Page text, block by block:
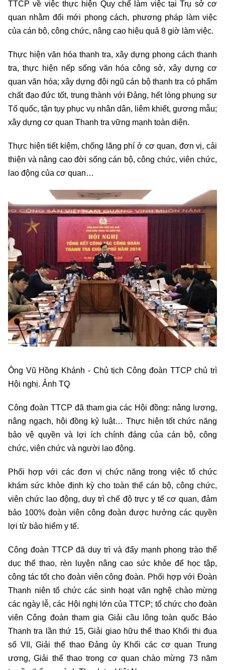
TTCP về việc thực hiện Quy chế làm việc tại Trụ sở cơ
quan nhằm đổi mới phong cách, phương pháp làm việc
của cán bộ, công chức, nâng cao hiệu quả 8 giờ làm việc.
Thực hiện văn hóa thanh tra, xây dựng phong cách thanh
tra, thực hiện nếp sống văn hóa công sở, xây dựng cơ
quan văn hóa; xây dựng đội ngũ cán bộ thanh tra có phẩm
chất đạo đức tốt, trung thành với Đảng, hết lòng phụng sự
Tổ quốc, tận tụy phục vụ nhân dân, liêm khiết, gương mẫu;
xây dựng cơ quan Thanh tra vững mạnh toàn diện.
Thực hiện tiết kiệm, chống lãng phí ở cơ quan, đơn vị, cải
thiện và nâng cao đời sống cán bộ, công chức, viên chức,
lao động của cơ quan…
Ông Vũ Hồng Khánh - Chủ tịch Công đoàn TTCP chủ trì
Hội nghị. Ảnh TQ
Công đoàn TTCP đã tham gia các Hội đồng: nâng lương,
nâng ngạch, hội đồng kỷ luật… Thực hiện tốt chức năng
bảo vệ quyền và lợi ích chính đáng của cán bộ, công
chức, viên chức và người lao động.
Phối hợp với các đơn vị chức năng trong việc tổ chức
khám sức khỏe định kỳ cho toàn thể cán bộ, công chức,
viên chức lao động, duy trì chế độ trực y tế cơ quan, đảm
bảo 100% đoàn viên công đoàn được hưởng các quyền
lợi từ bảo hiểm y tế.
Công đoàn TTCP đã duy trì và đẩy mạnh phong trào thể
dục thể thao, rèn luyện nâng cao sức khỏe để học tập,
công tác tốt cho đoàn viên công đoàn. Phối hợp với Đoàn
Thanh niên tổ chức các sinh hoạt văn nghệ chào mừng
các ngày lễ, các Hội nghị lớn của TTCP; tổ chức cho đoàn
viên Công đoàn tham gia Giải cầu lông toàn quốc Báo
Thanh tra lần thứ 15, Giải giao hữu thể thao Khối thi đua
số VII, Giải thể thao Đảng ủy Khối các cơ quan Trung
ương, Giải thể thao trong cơ quan chào mừng 73 năm